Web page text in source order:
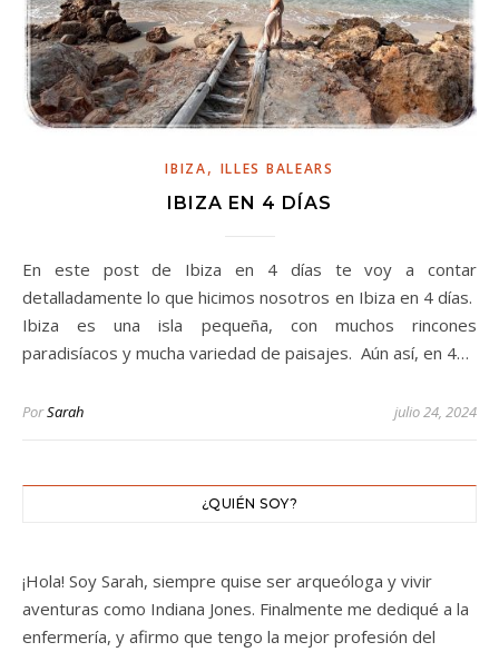
IBIZA, ILLES BALEARS
IBIZA EN 4 DÍAS
En este post de Ibiza en 4 días te voy a contar
detalladamente lo que hicimos nosotros en Ibiza en 4 días.
Ibiza es una isla pequeña, con muchos rincones
paradisíacos y mucha variedad de paisajes. Aún así, en 4…
PorSarah julio 24, 2024
¿QUIÉN SOY?
¡Hola! Soy Sarah, siempre quise ser arqueóloga y vivir
aventuras como Indiana Jones. Finalmente me dediqué a la
enfermería, y afirmo que tengo la mejor profesión del